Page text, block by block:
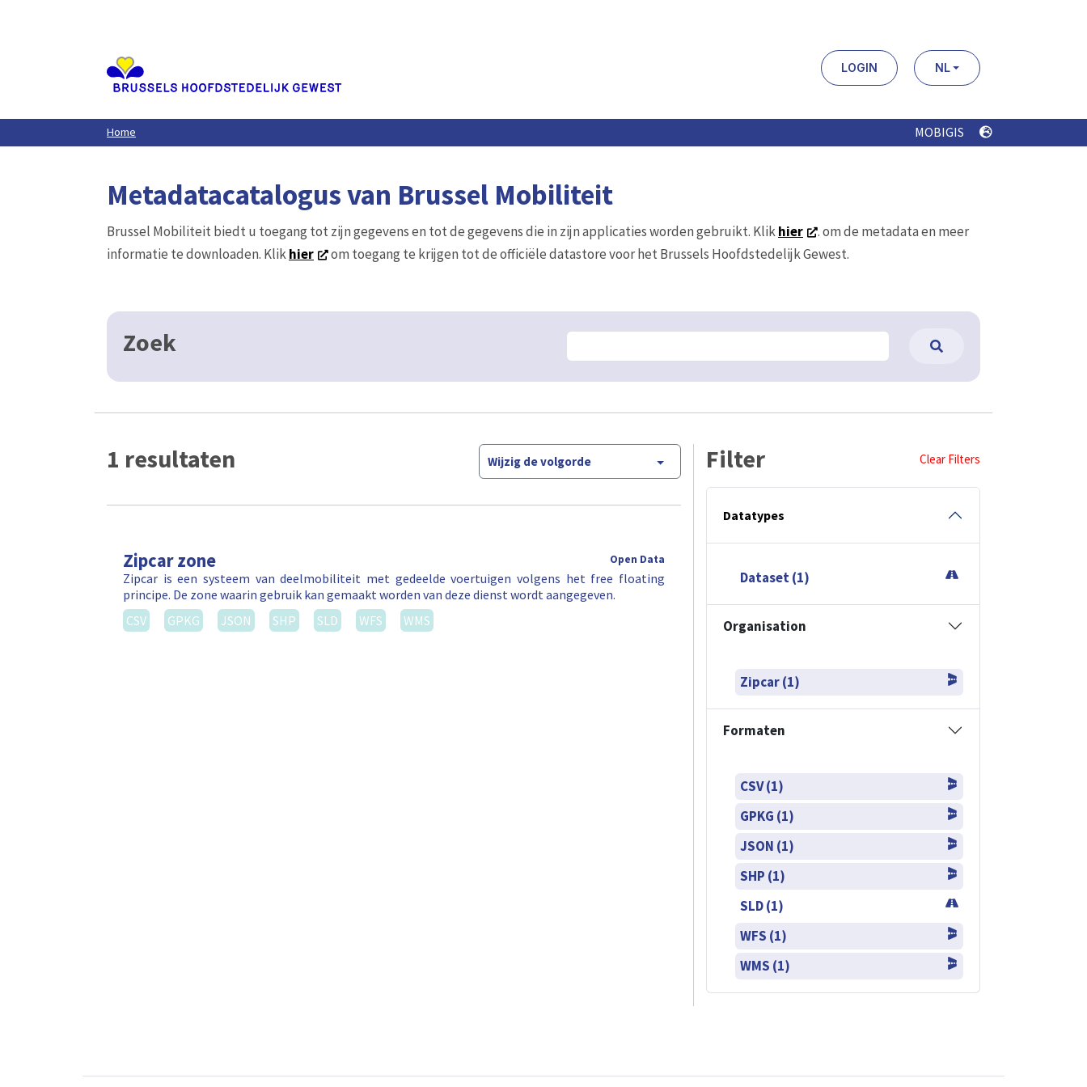
LOGIN NL
Home MOBIGIS
Metadatacatalogus van Brussel Mobiliteit
Brussel Mobiliteit biedt u toegang tot zijn gegevens en tot de gegevens die in zijn applicaties worden gebruikt. Klikhier
. om de metadata en meer
informatie te downloaden. Klikhier om toegang te krijgen tot de officiële datastore voor het Brussels Hoofdstedelijk Gewest.
Zoek
1 resultaten Wijzig de volgorde
Zipcar zone Open Data
Zipcar is een systeem van deelmobiliteit met gedeelde voertuigen volgens het free floating
principe. De zone waarin gebruik kan gemaakt worden van deze dienst wordt aangegeven.
CSV
GPKG JSON SHP SLD WFS WMS
Filter Clear Filters
Datatypes
Dataset (1)
Organisation
Zipcar (1)
Formaten
CSV (1)
GPKG (1)
JSON (1)
SHP (1)
SLD (1)
WFS (1)
WMS (1)